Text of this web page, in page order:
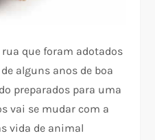
rua que foram adotados
alguns anos de boa
preparados para uma
vai se mudar com a
vida de animal